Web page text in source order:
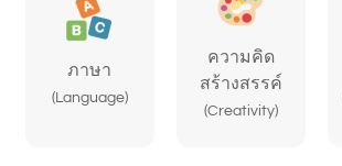
ภาษา
(Language)
ความคิด
สร้างสรรค์
(Creativity)